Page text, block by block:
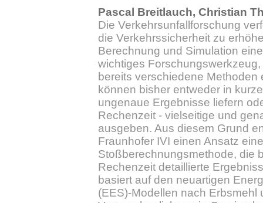
Pascal Breitlauch, Christian
Die Verkehrsunfallforschung
die Verkehrssicherheit zu
Berechnung und Simulation
wichtiges
bereits verschiedene Methoden
können bisher entweder in
ungenaue Ergebnisse liefern
Rechenzeit - vielseitige und
ausgeben. Aus diesem Grund
Fraunhofer IVI einen Ansatz
Stoßberechnungsmethode, die
Rechenzeit detaillierte
basiert auf den neuartigen
(EES)-Modellen nach Erbsmehl